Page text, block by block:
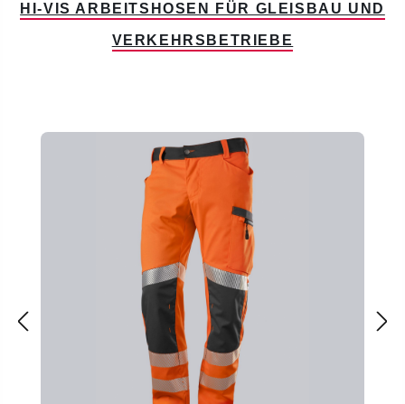
HI-VIS ARBEITSHOSEN FÜR GLEISBAU UND
VERKEHRSBETRIEBE